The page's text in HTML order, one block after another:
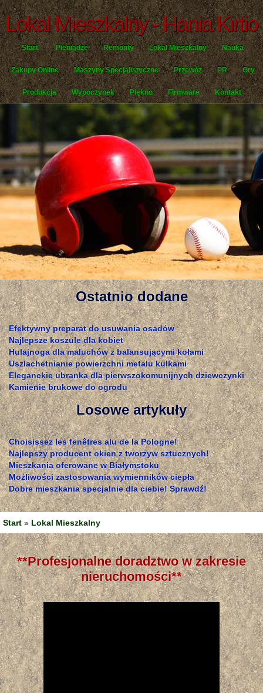
Lokal Mieszkalny - Hania Kirtio
Start Pieniądze Remonty Lokal Mieszkalny Nauka
Zakupy Online Maszyny Specjalistyczne Przewóz PR Gry
Produkcja Wypoczynek Piękno Firmware Kontakt
Ostatnio dodane
Efektywny preparat do usuwania osadów
Najlepsze koszule dla kobiet
Hulajnoga dla maluchów z balansującymi kołami
Uszlachetnianie powierzchni metalu kulkami
Eleganckie ubranka dla pierwszokomunijnych dziewczynki
Kamienie brukowe do ogrodu
Losowe artykuły
Choisissez les fenêtres alu de la Pologne!
Najlepszy producent okien z tworzyw sztucznych!
Mieszkania oferowane w Białymstoku
Możliwości zastosowania wymienników ciepła
Dobre mieszkania specjalnie dla ciebie! Sprawdź!
Start » Lokal Mieszkalny
**Profesjonalne doradztwo w zakresie
nieruchomości**